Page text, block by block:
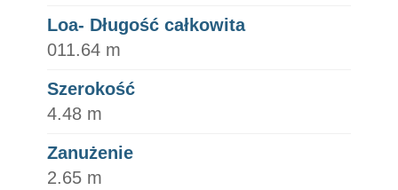
Loa- Długość całkowita
011.64 m
Szerokość
4.48 m
Zanużenie
2.65 m